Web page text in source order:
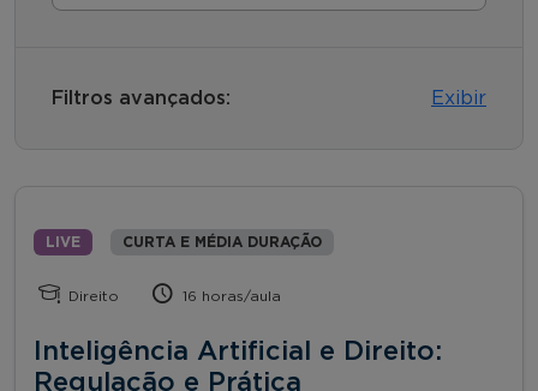
Filtros avançados: Exibir
LIVE CURTA E MÉDIA DURAÇÃO
Direito 16 horas/aula
Inteligência Artificial e Direito:
Regulação e Prática